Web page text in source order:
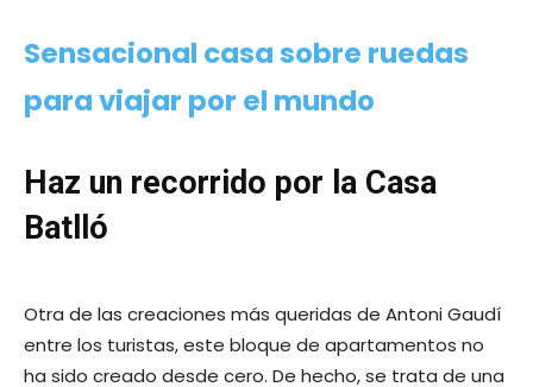
Sensacional casa sobre ruedas
para viajar por el mundo
Haz un recorrido por la Casa
Batlló
Otra de las creaciones más queridas de Antoni Gaudí
entre los turistas, este bloque de apartamentos no
ha sido creado desde cero. De hecho, se trata de una